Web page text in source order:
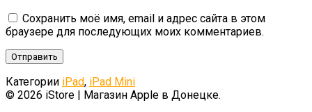
Сохранить моё имя, email и адрес сайта в этом
браузере для последующих моих комментариев.
Категории iPad, iPad Mini
© 2026 iStore | Магазин Apple в Донецке.